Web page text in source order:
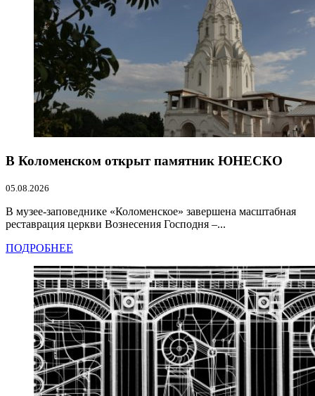
В Коломенском открыт памятник ЮНЕСКО
05.08.2026
В музее-заповеднике «Коломенское» завершена масштабная
реставрация церкви Вознесения Господня –...
ПОДРОБНЕЕ